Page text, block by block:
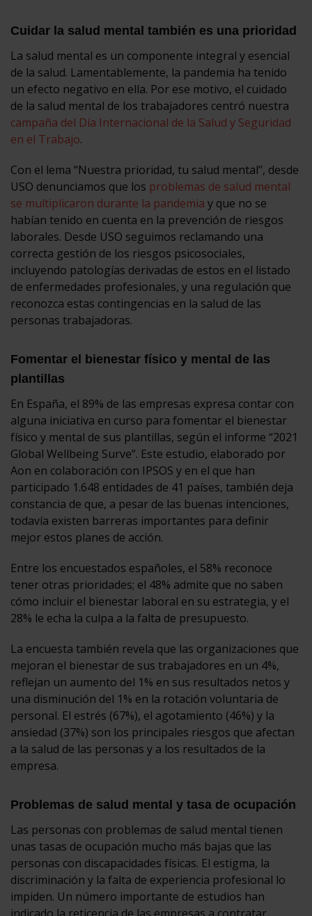
Cuidar la salud mental también es una prioridad
La salud mental es un componente integral y esencial
de la salud. Lamentablemente, la pandemia ha tenido
un efecto negativo en ella. Por ese motivo, el cuidado
de la salud mental de los trabajadores centró nuestra
campaña del Día Internacional de la Salud y Seguridad
en el Trabajo.
Con el lema “Nuestra prioridad, tu salud mental”, desde
USO denunciamos que los problemas de salud mental
se multiplicaron durante la pandemia y que no se
habían tenido en cuenta en la prevención de riesgos
laborales. Desde USO seguimos reclamando una
correcta gestión de los riesgos psicosociales,
incluyendo patologías derivadas de estos en el listado
de enfermedades profesionales, y una regulación que
reconozca estas contingencias en la salud de las
personas trabajadoras.
Fomentar el bienestar físico y mental de las
plantillas
En España, el 89% de las empresas expresa contar con
alguna iniciativa en curso para fomentar el bienestar
físico y mental de sus plantillas, según el informe “2021
Global Wellbeing Surve”. Este estudio, elaborado por
Aon en colaboración con IPSOS y en el que han
participado 1.648 entidades de 41 países, también deja
constancia de que, a pesar de las buenas intenciones,
todavía existen barreras importantes para definir
mejor estos planes de acción.
Entre los encuestados españoles, el 58% reconoce
tener otras prioridades; el 48% admite que no saben
cómo incluir el bienestar laboral en su estrategia, y el
28% le echa la culpa a la falta de presupuesto.
La encuesta también revela que las organizaciones que
mejoran el bienestar de sus trabajadores en un 4%,
reflejan un aumento del 1% en sus resultados netos y
una disminución del 1% en la rotación voluntaria de
personal. El estrés (67%), el agotamiento (46%) y la
ansiedad (37%) son los principales riesgos que afectan
a la salud de las personas y a los resultados de la
empresa.
Problemas de salud mental y tasa de ocupación
Las personas con problemas de salud mental tienen
unas tasas de ocupación mucho más bajas que las
personas con discapacidades físicas. El estigma, la
discriminación y la falta de experiencia profesional lo
impiden. Un número importante de estudios han